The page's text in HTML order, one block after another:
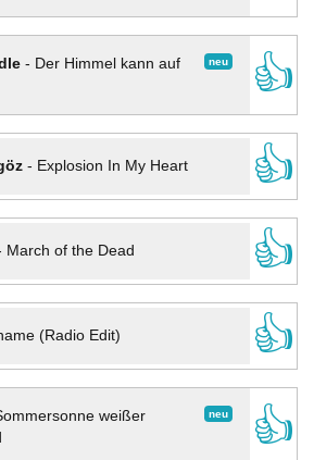
neu
- Der Himmel kann auf
👍
- Explosion In My Heart
👍
March of the Dead
👍
(Radio Edit)
👍
neu
weißer
👍